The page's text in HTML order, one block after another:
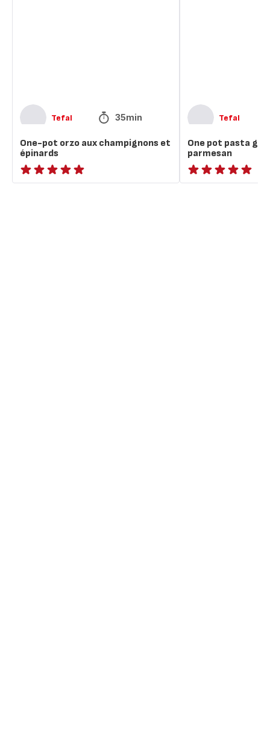
Tefal 35min
One-pot orzo aux champignons et
épinards
ratings.NaN
Tefal
One pot pasta
parmesan
ratings.NaN